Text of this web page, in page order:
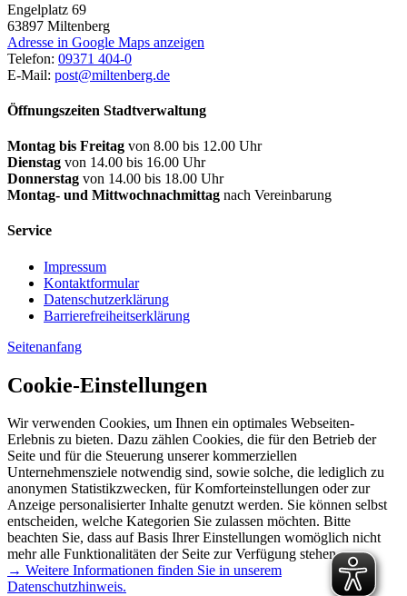
Engelplatz 69
63897 Miltenberg
Adresse in Google Maps anzeigen
Telefon: 09371 404-0
E-Mail: post@miltenberg.de
Öffnungszeiten Stadtverwaltung
Montag bis Freitag von 8.00 bis 12.00 Uhr
Dienstag von 14.00 bis 16.00 Uhr
Donnerstag von 14.00 bis 18.00 Uhr
Montag- und Mittwochnachmittag nach Vereinbarung
Service
Impressum
Kontaktformular
Datenschutzerklärung
Barrierefreiheitserklärung
Seitenanfang
Cookie-Einstellungen
Wir verwenden Cookies, um Ihnen ein optimales Webseiten-
Erlebnis zu bieten. Dazu zählen Cookies, die für den Betrieb der
Seite und für die Steuerung unserer kommerziellen
Unternehmensziele notwendig sind, sowie solche, die lediglich zu
anonymen Statistikzwecken, für Komforteinstellungen oder zur
Anzeige personalisierter Inhalte genutzt werden. Sie können selbst
entscheiden, welche Kategorien Sie zulassen möchten. Bitte
beachten Sie, dass auf Basis Ihrer Einstellungen womöglich nicht
mehr alle Funktionalitäten der Seite zur Verfügung stehen.
→ Weitere Informationen finden Sie in unserem
Datenschutzhinweis.